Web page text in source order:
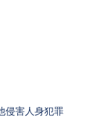
侵害人身犯罪